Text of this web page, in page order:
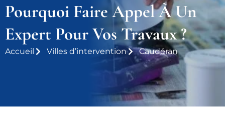
Pourquoi Faire Appel À Un
Expert Pour Vos Travaux ?
Accueil Villes d’intervention Caudéran